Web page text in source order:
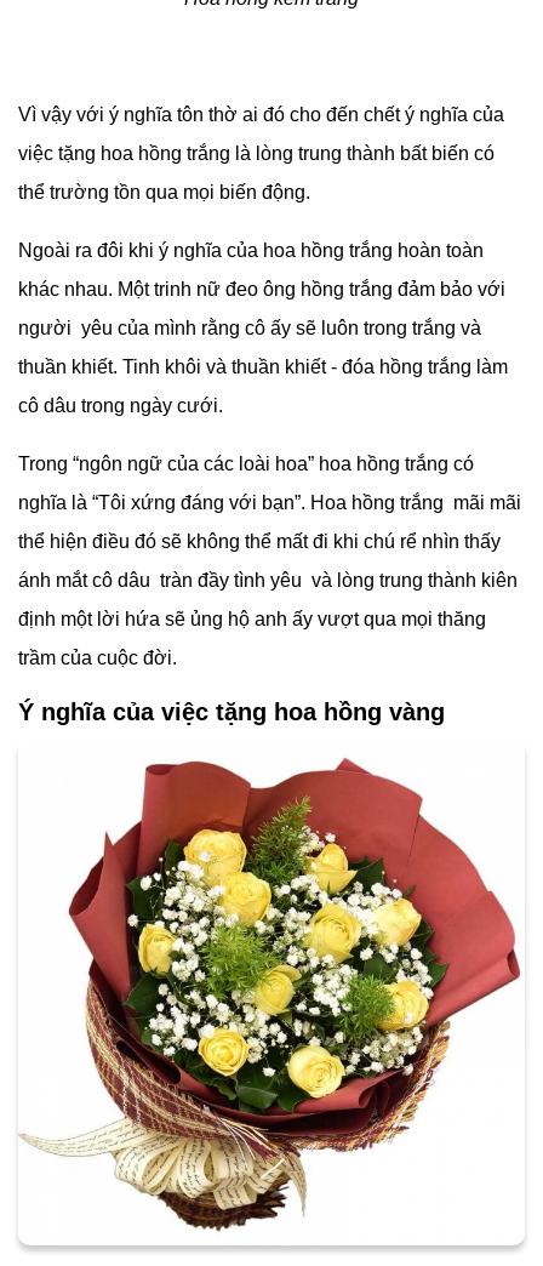
Vì vậy với ý nghĩa tôn thờ ai đó cho đến chết ý nghĩa của
việc tặng hoa hồng trắng là lòng trung thành bất biến có
thể trường tồn qua mọi biến động.
Ngoài ra đôi khi ý nghĩa của hoa hồng trắng hoàn toàn
khác nhau. Một trinh nữ đeo ông hồng trắng đảm bảo với
người yêu của mình rằng cô ấy sẽ luôn trong trắng và
thuần khiết. Tinh khôi và thuần khiết - đóa hồng trắng làm
cô dâu trong ngày cưới.
Trong “ngôn ngữ của các loài hoa” hoa hồng trắng có
nghĩa là “Tôi xứng đáng với bạn”. Hoa hồng trắng mãi mãi
thể hiện điều đó sẽ không thể mất đi khi chú rể nhìn thấy
ánh mắt cô dâu tràn đầy tình yêu và lòng trung thành kiên
định một lời hứa sẽ ủng hộ anh ấy vượt qua mọi thăng
trầm của cuộc đời.
Ý nghĩa của việc tặng hoa hồng vàng